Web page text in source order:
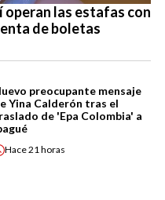
operan las estafas con
de boletas
preocupante mensaje
Yina Calderón tras el
de 'Epa Colombia' a
Hace21 horas